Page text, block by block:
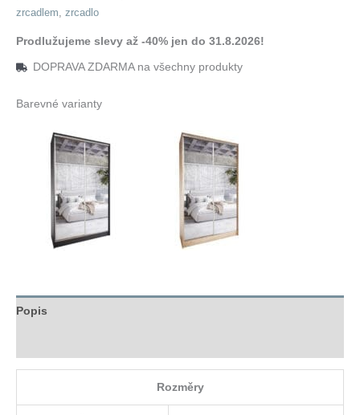
zrcadlem, zrcadlo
Prodlužujeme slevy až -40% jen do 31.8.2026!
DOPRAVA ZDARMA na všechny produkty
Barevné varianty
Popis
Rozměry